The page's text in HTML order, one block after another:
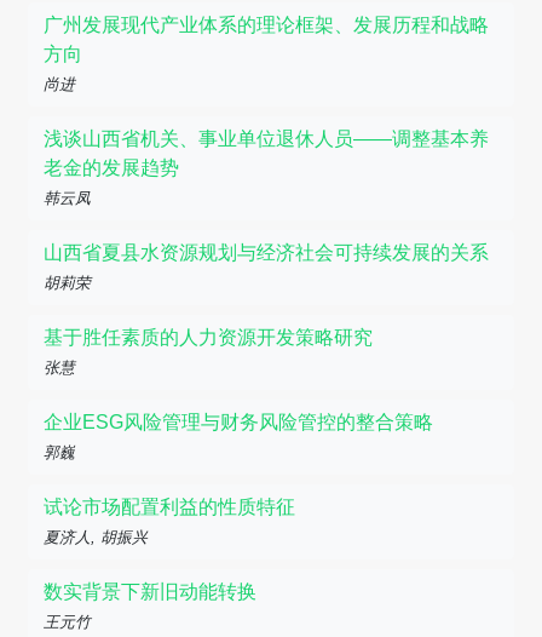
广州发展现代产业体系的理论框架、发展历程和战略
方向
尚进
浅谈山西省机关、事业单位退休人员——调整基本养
老金的发展趋势
韩云凤
山西省夏县水资源规划与经济社会可持续发展的关系
胡莉荣
基于胜任素质的人力资源开发策略研究
张慧
企业ESG风险管理与财务风险管控的整合策略
郭巍
试论市场配置利益的性质特征
夏济人, 胡振兴
数实背景下新旧动能转换
王元竹